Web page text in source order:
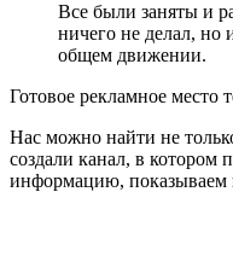
Все были заняты и
ничего не делал, но
общем движении.
Готовое рекламное место
Нас можно найти не
создали канал, в котором
информацию, показываем